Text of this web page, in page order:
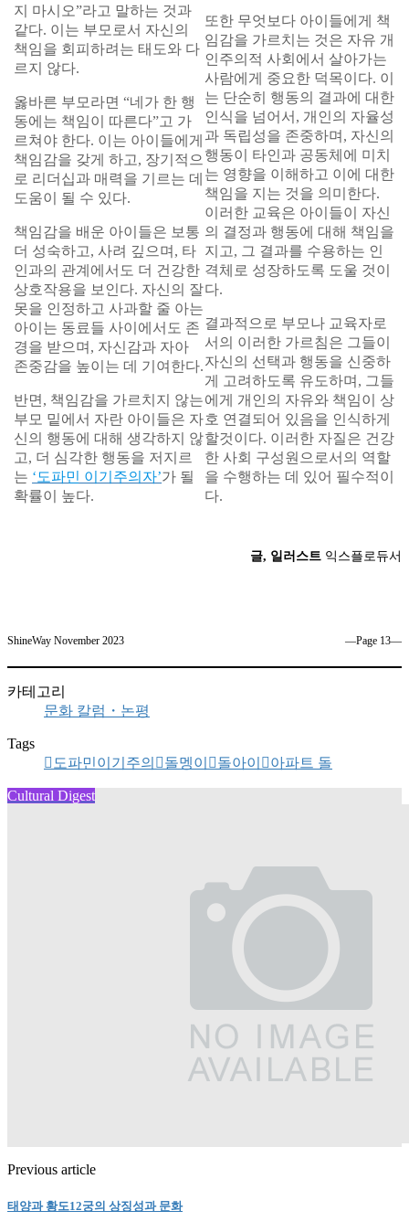
지 마시오”라고 말하는 것과
같다. 이는 부모로서 자신의
책임을 회피하려는 태도와 다
르지 않다.
옳바른 부모라면 “네가 한 행
동에는 책임이 따른다”고 가
르쳐야 한다. 이는 아이들에게
책임감을 갖게 하고, 장기적으
로 리더십과 매력을 기르는 데
도움이 될 수 있다.
책임감을 배운 아이들은 보통
더 성숙하고, 사려 깊으며, 타
인과의 관계에서도 더 건강한
상호작용을 보인다. 자신의 잘
못을 인정하고 사과할 줄 아는
아이는 동료들 사이에서도 존
경을 받으며, 자신감과 자아
존중감을 높이는 데 기여한다.
반면, 책임감을 가르치지 않는
부모 밑에서 자란 아이들은 자
신의 행동에 대해 생각하지 않
고, 더 심각한 행동을 저지르
는 ‘도파민 이기주의자’가 될
확률이 높다.
또한 무엇보다 아이들에게 책
임감을 가르치는 것은 자유 개
인주의적 사회에서 살아가는
사람에게 중요한 덕목이다. 이
는 단순히 행동의 결과에 대한
인식을 넘어서, 개인의 자율성
과 독립성을 존중하며, 자신의
행동이 타인과 공동체에 미치
는 영향을 이해하고 이에 대한
책임을 지는 것을 의미한다.
이러한 교육은 아이들이 자신
의 결정과 행동에 대해 책임을
지고, 그 결과를 수용하는 인
격체로 성장하도록 도울 것이
다.
결과적으로 부모나 교육자로
서의 이러한 가르침은 그들이
자신의 선택과 행동을 신중하
게 고려하도록 유도하며, 그들
에게 개인의 자유와 책임이 상
호 연결되어 있음을 인식하게
할것이다. 이러한 자질은 건강
한 사회 구성원으로서의 역할
을 수행하는 데 있어 필수적이
다.
글, 일러스트 익스플로듀서
ShineWay November 2023 ―Page 13―
카테고리
문화 칼럼・논평
Tags
도파민이기주의
돌멩이 돌아이 아파트 돌
Cultural Digest
Previous article
태양과 황도12궁의 상징성과 문화